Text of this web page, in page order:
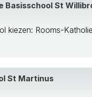
Basisschool St
kiezen: Rooms-
St Martinus